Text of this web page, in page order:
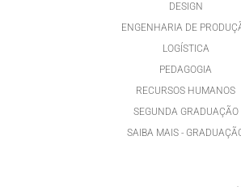
DESIGN
ENGENHARIA DE
LOGÍSTICA
PEDAGOGIA
RECURSOS HUMANOS
SEGUNDA GRADUAÇÃO
SAIBA MAIS -